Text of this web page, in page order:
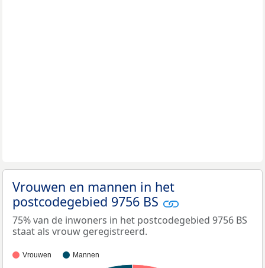
Vrouwen en mannen in het
postcodegebied 9756 BS
75% van de inwoners in het postcodegebied 9756 BS
staat als vrouw geregistreerd.
Vrouwen Mannen